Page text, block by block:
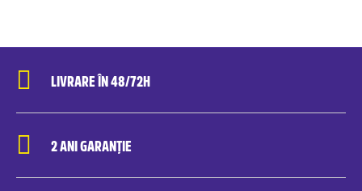
LIVRARE ÎN 48/72H
2 ANI GARANȚIE